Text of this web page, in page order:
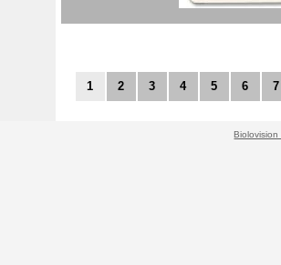
1 2 3 4 5 6 7
Biolovision